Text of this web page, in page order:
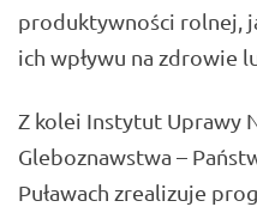
produktywności rolnej,
ich wpływu na zdrowie
Z kolei Instytut Uprawy
Gleboznawstwa –
Puławach zrealizuje